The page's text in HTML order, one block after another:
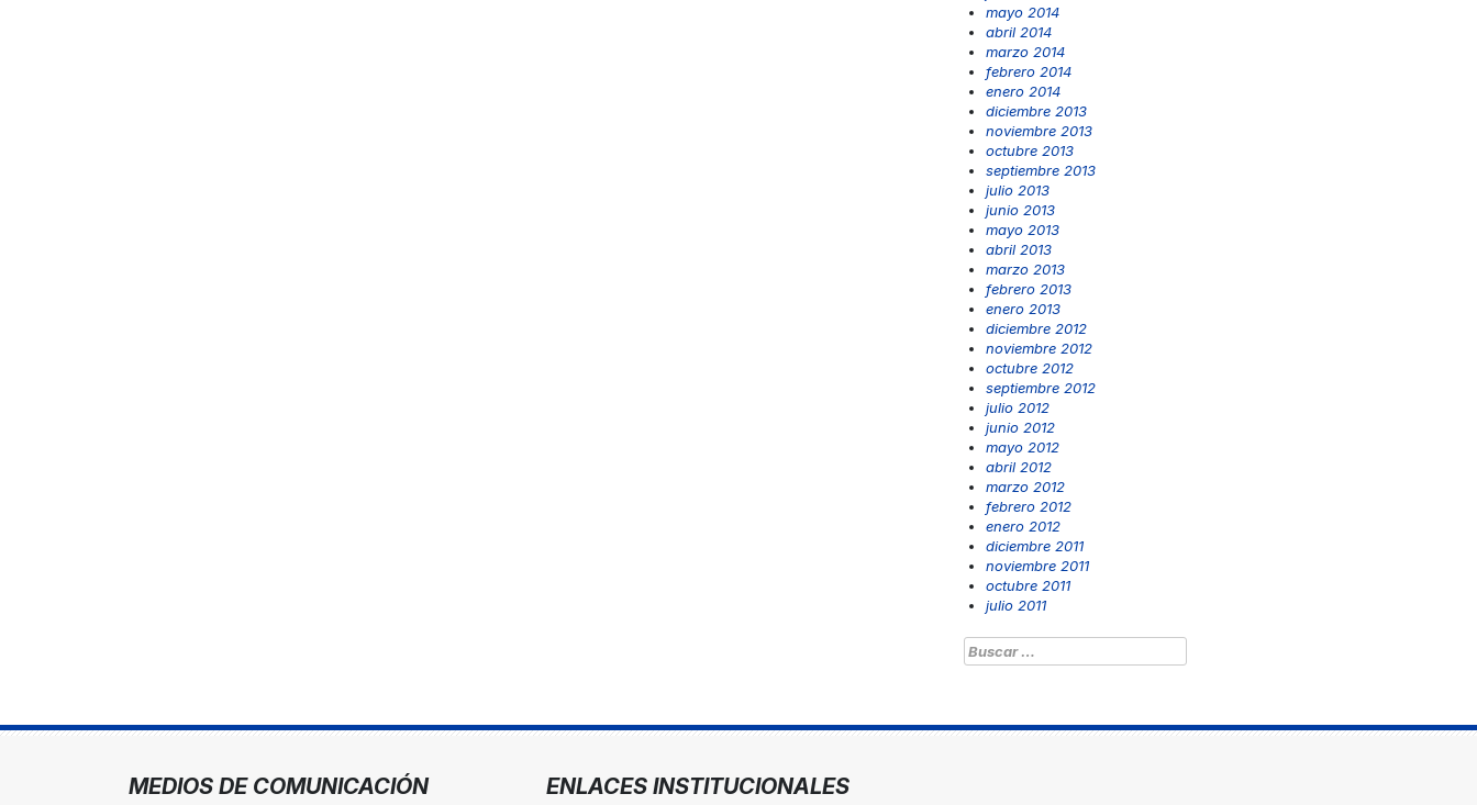
mayo 2014
abril 2014
marzo 2014
febrero 2014
enero 2014
diciembre 2013
noviembre 2013
octubre 2013
septiembre 2013
julio 2013
junio 2013
mayo 2013
abril 2013
marzo 2013
febrero 2013
enero 2013
diciembre 2012
noviembre 2012
octubre 2012
septiembre 2012
julio 2012
junio 2012
mayo 2012
abril 2012
marzo 2012
febrero 2012
enero 2012
diciembre 2011
noviembre 2011
octubre 2011
julio 2011
Buscar:
MEDIOS DE COMUNICACIÓN ENLACES INSTITUCIONALES